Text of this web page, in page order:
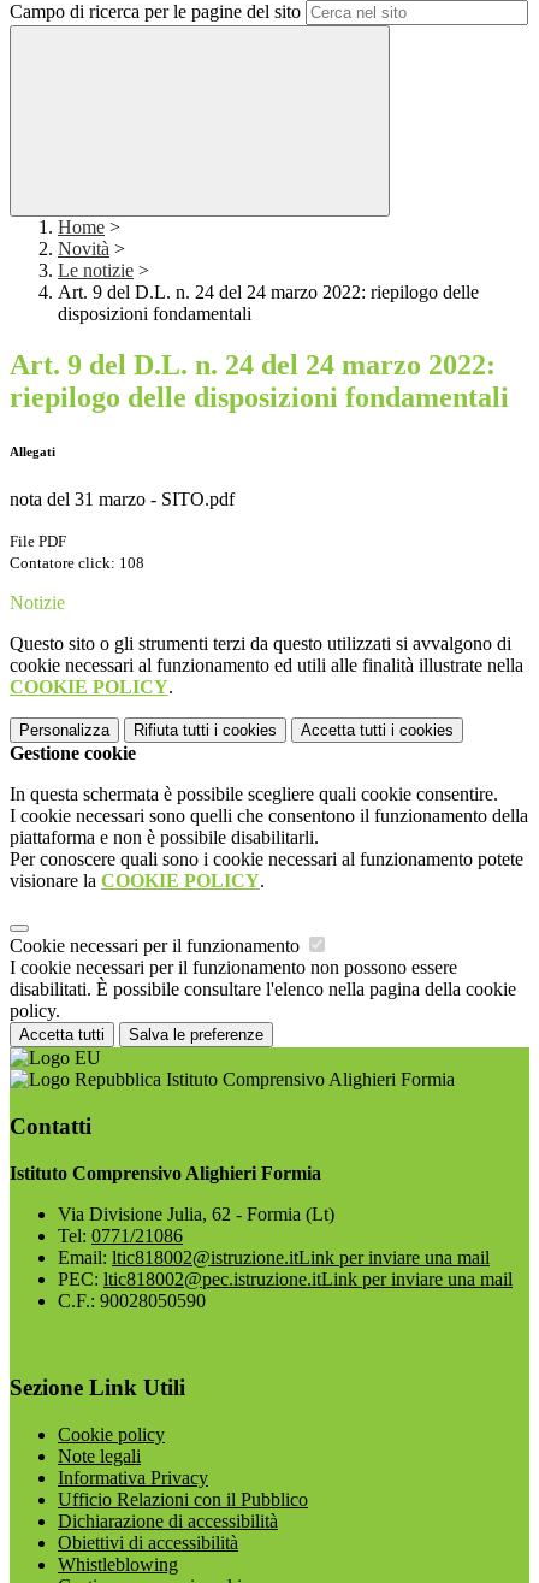
Campo di ricerca per le pagine del sito
Home >
Novità >
Le notizie >
Art. 9 del D.L. n. 24 del 24 marzo 2022: riepilogo delle
disposizioni fondamentali
Art. 9 del D.L. n. 24 del 24 marzo 2022:
riepilogo delle disposizioni fondamentali
Allegati
nota del 31 marzo - SITO.pdf
File PDF
Contatore click: 108
Notizie
Questo sito o gli strumenti terzi da questo utilizzati si avvalgono di
cookie necessari al funzionamento ed utili alle finalità illustrate nella
COOKIE POLICY.
Personalizza Rifiuta tutti i cookies Accetta tutti i cookies
Gestione cookie
In questa schermata è possibile scegliere quali cookie consentire.
I cookie necessari sono quelli che consentono il funzionamento della
piattaforma e non è possibile disabilitarli.
Per conoscere quali sono i cookie necessari al funzionamento potete
visionare la COOKIE POLICY.
Cookie necessari per il funzionamento
I cookie necessari per il funzionamento non possono essere
disabilitati. È possibile consultare l'elenco nella pagina della cookie
policy.
Accetta tutti Salva le preferenze
Istituto Comprensivo Alighieri Formia
Contatti
Istituto Comprensivo Alighieri Formia
Via Divisione Julia, 62 - Formia (Lt)
Tel: 0771/21086
Email: ltic818002@istruzione.itLink per inviare una mail
PEC: ltic818002@pec.istruzione.itLink per inviare una mail
C.F.: 90028050590
Sezione Link Utili
Cookie policy
Note legali
Informativa Privacy
Ufficio Relazioni con il Pubblico
Dichiarazione di accessibilità
Obiettivi di accessibilità
Whistleblowing